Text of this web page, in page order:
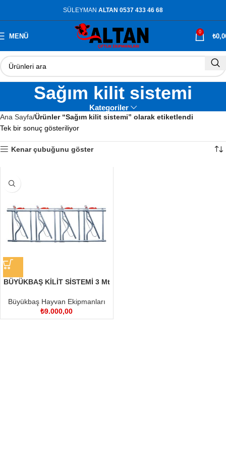
SÜLEYMAN ALTAN 0537 433 46 68
MENÜ
0
₺
Sağım kilit sistemi
Kategoriler
Ana Sayfa Ürünler “Sağım kilit sistemi” olarak etiketlendi
Tek bir sonuç gösteriliyor
Kenar çubuğunu göster
BÜYÜKBAŞ KİLİT SİSTEMİ 3 Mt
Büyükbaş Hayvan Ekipmanları
₺9.000,00